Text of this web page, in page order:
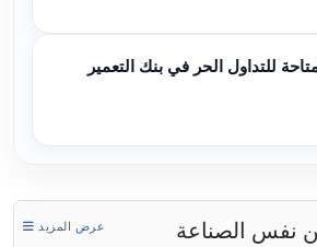
للتداول الحر في بنك التعمير
نفس الصناعة عرض المزيد